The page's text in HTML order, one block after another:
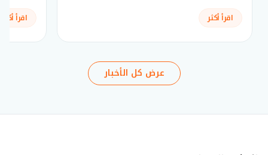
اقرأ أكثر اقرأ أكثر
عرض كل الأخبار